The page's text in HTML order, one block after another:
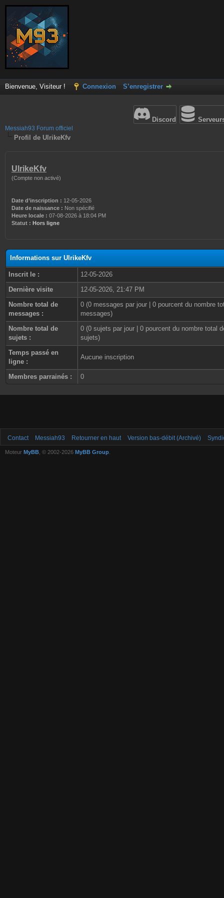
Bienvenue, Visiteur ! Connexion S’enregistrer
Discord
Messiah93 Forum officiel
Profil de UlrikeKfv
UlrikeKfv
(Compte non activé)
Date d’inscription : 12-05-2026
Date de naissance : Non spécifié
Heure locale : 07-08-2026 à 18:04 PM
Statut : Hors ligne
Informations sur UlrikeKfv
Inscrit le :
12-05-2026
Dernière visite
12-05-2026, 21:47 PM
Nombre total de
messages :
0 (0 messages par jour | 0 pourcent du nombre
messages)
Nombre total de
sujets :
0 (0 sujets par jour | 0 pourcent du nombre total
sujets)
Temps passé en
ligne :
Aucune inscription
Membres parrainés : 0
Contact Messiah93 Retourner en haut Version bas-débit (Archivé)
Moteur MyBB , © 2002-2026 MyBB Group